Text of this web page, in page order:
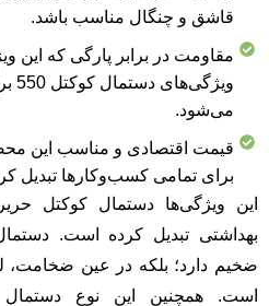
قاشق و چنگال مناسب باشد.
مقاومت در برابر پارگی که این
می‌شود.
قیمت اقتصادی و مناسب این
برای تمامی کسب‌وکارها تبدیل
این ویژگی‌ها دستمال کوکتل
بهداشتی تبدیل کرده‌ است.
ضخیم دارد؛ بلکه در عین
است. همچنین این نوع